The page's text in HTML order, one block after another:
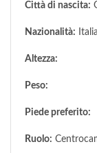
Città di nascita:
Nazionalità: Italia
Altezza:
Peso:
Piede preferito:
Ruolo: